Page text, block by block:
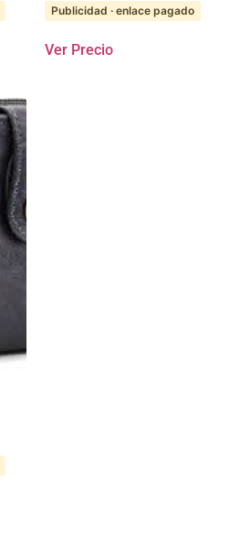
Publicidad · enlace pagado
Ver Precio